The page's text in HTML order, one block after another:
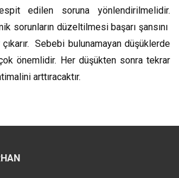
edilen soruna yönlendirilmelidir.
sorunların düzeltilmesi başarı şansını
Sebebi bulunamayan düşüklerde
önemlidir. Her düşükten sonra tekrar
arttıracaktır.